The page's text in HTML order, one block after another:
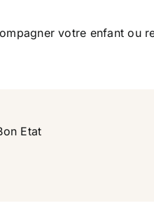
votre enfant ou
Etat